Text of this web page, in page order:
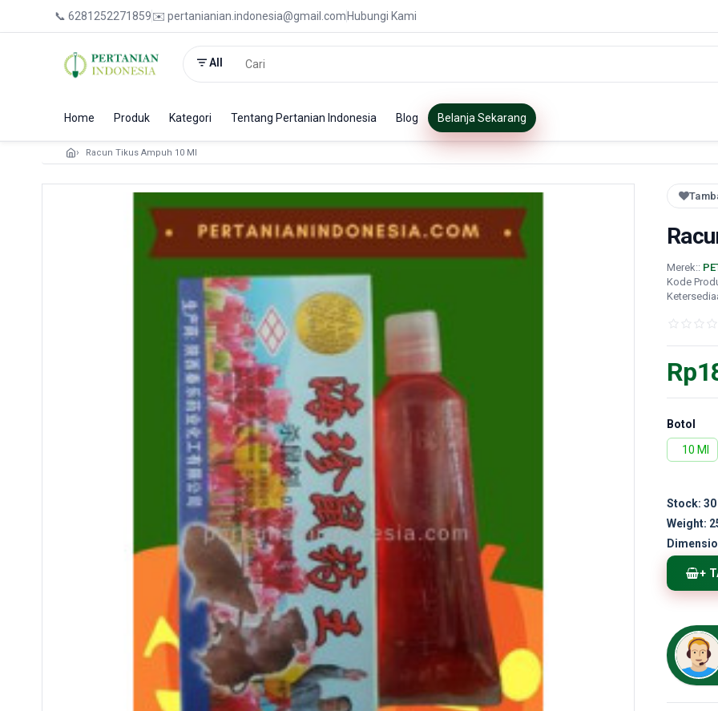
📞 6281252271859✉️ pertanianian.indonesia@gmail.com Hubungi Kami
All
Home Produk Kategori Tentang Pertanian Indonesia Blog Belanja Sekarang
Racun Tikus Ampuh 10 Ml
Merek::
Kode
Botol
10 Ml
Stock: 30
Weight:
+